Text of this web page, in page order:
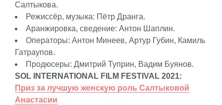
Салтыкова.
Режиссёр, музыка: Пётр Дранга.
Аранжировка, сведение: Антон Шаплин.
Операторы: Антон Минеев, Артур Губин, Камиль
Гатраупов.
Продюсеры: Дмитрий Туприн, Вадим Буянов.
SOL INTERNATIONAL FILM FESTIVAL 2021:
Приз за лучшую женскую роль Салтыковой
Анастасии